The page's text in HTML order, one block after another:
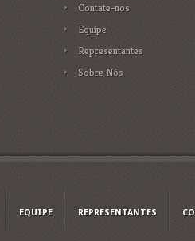
Contate-nos
Equipe
Representantes
Sobre Nós
EQUIPE REPRESENTANTES